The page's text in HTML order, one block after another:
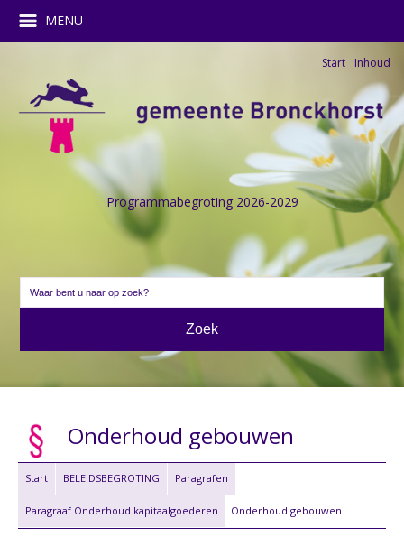
Programmabegroting 2026-2029
Start Inhoud
MENU
Onderhoud gebouwen
Start BELEIDSBEGROTING Paragrafen
Paragraaf Onderhoud kapitaalgoederen Onderhoud gebouwen